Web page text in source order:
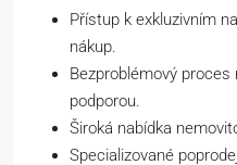
Přístup k exkluzivním
nákup.
Bezproblémový
podporou.
Široká nabídka
Specializované